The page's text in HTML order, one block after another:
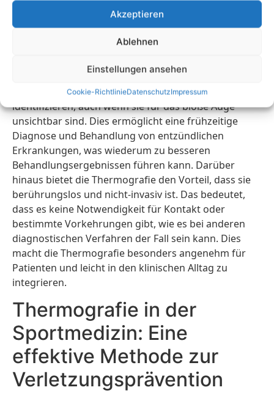
Akzeptieren
Ablehnen
Einstellungen ansehen
Cookie-RichtlinieDatenschutzImpressum
sie Veränderungen in der Temperatur an der
Oberfläche des Körpers erkennt. Das Verfahren
Thermographie, bei der die Wärmeabstrahlung von
Gewebe gemessen wird. Durch diese Technologie
können Ärzte und medizinische Fachleute
Entzündungen an bestimmten Stellen im Körper
identifizieren, auch wenn sie für das bloße Auge
unsichtbar sind. Dies ermöglicht eine frühzeitige
Diagnose und Behandlung von entzündlichen
Erkrankungen, was wiederum zu besseren
Behandlungsergebnissen führen kann. Darüber
hinaus bietet die Thermografie den Vorteil, dass sie
berührungslos und nicht-invasiv ist. Das bedeutet,
dass es keine Notwendigkeit für Kontakt oder
bestimmte Vorkehrungen gibt, wie es bei anderen
diagnostischen Verfahren der Fall sein kann. Dies
macht die Thermografie besonders angenehm für
Patienten und leicht in den klinischen Alltag zu
integrieren.
Thermografie in der
Sportmedizin: Eine
effektive Methode zur
Verletzungsprävention